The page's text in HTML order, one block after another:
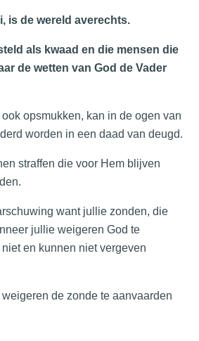
is de wereld averechts.
als kwaad en die mensen die
de wetten van God de Vader
opsmukken, kan in de ogen van
worden in een daad van deugd.
straffen die voor Hem blijven
want jullie zonden, die
jullie weigeren God te
en kunnen niet vergeven
de zonde te aanvaarden